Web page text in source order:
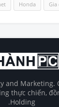
Gia
Honda
and Marketing.
thực chiến,
Holding.